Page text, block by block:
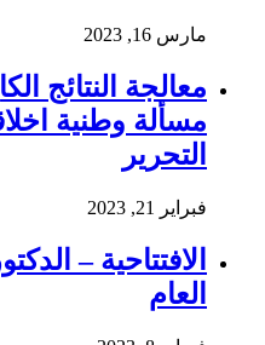
مارس 16, 2023
معالجة النتائج
مسألة وطنية
التحرير
فبراير 21, 2023
الافتتاحية –
العام